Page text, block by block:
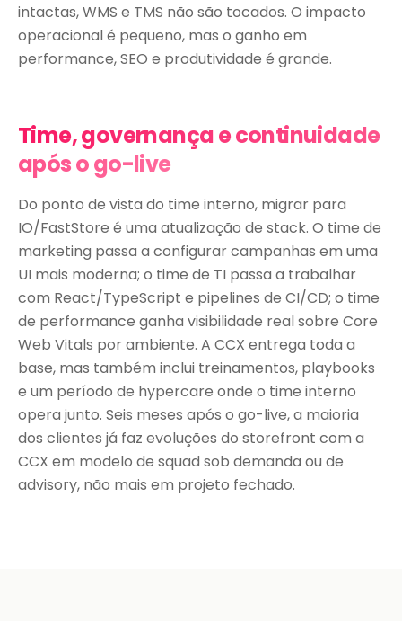
intactas, WMS e TMS não são tocados. O impacto
operacional é pequeno, mas o ganho em
performance, SEO e produtividade é grande.
Time, governança e continuidade
após o go-live
Do ponto de vista do time interno, migrar para
IO/FastStore é uma atualização de stack. O time de
marketing passa a configurar campanhas em uma
UI mais moderna; o time de TI passa a trabalhar
com React/TypeScript e pipelines de CI/CD; o time
de performance ganha visibilidade real sobre Core
Web Vitals por ambiente. A CCX entrega toda a
base, mas também inclui treinamentos, playbooks
e um período de hypercare onde o time interno
opera junto. Seis meses após o go-live, a maioria
dos clientes já faz evoluções do storefront com a
CCX em modelo de squad sob demanda ou de
advisory, não mais em projeto fechado.